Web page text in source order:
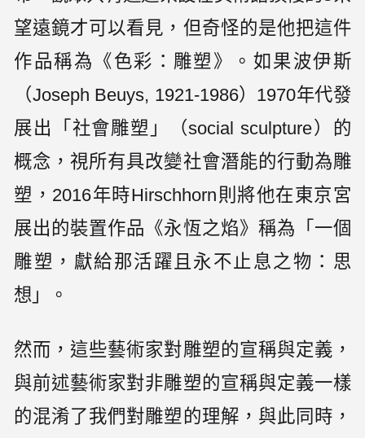
望遠鏡才可以看見，但奇怪的是他把這件
作品稱為《色彩：雕塑》。如果波伊斯
（Joseph Beuys, 1921-1986）1970年代發
展出「社會雕塑」（social sculpture）的
概念，視所有具改變社會潛能的行動為雕
塑，2016年時Hirschhorn則將他在東京宮
展出的裝置作品《永恆之焰》稱為「一個
雕塑，獻給那活躍且永不止息之物：思
想」。
然而，這些藝術家對雕塑的宣稱與定義，
與前述藝術家對非雕塑的宣稱與定義一樣
的混淆了我們對雕塑的理解，與此同時，